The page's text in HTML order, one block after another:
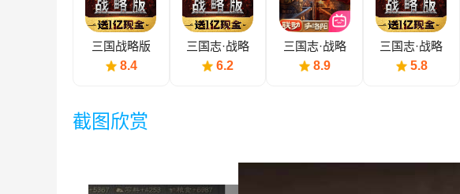
三国战略版
8.4
三国志·战略
版小米版
6.2
三国志·战略
版bilibili版
8.9
三国志·战略
版九游版
5.8
截图欣赏